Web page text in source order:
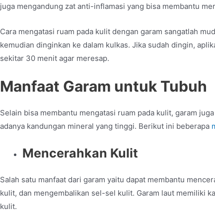
juga mengandung zat anti-inflamasi yang bisa membantu
Cara mengatasi ruam pada kulit dengan garam sangatlah
kemudian dinginkan ke dalam kulkas. Jika sudah dingin,
sekitar 30 menit agar meresap.
Manfaat Garam untuk Tubuh
Selain bisa membantu mengatasi ruam pada kulit, garam
adanya kandungan mineral yang tinggi. Berikut ini beberapa
Mencerahkan Kulit
Salah satu manfaat dari garam yaitu dapat membantu
kulit, dan mengembalikan sel-sel kulit. Garam laut memiliki
kulit.